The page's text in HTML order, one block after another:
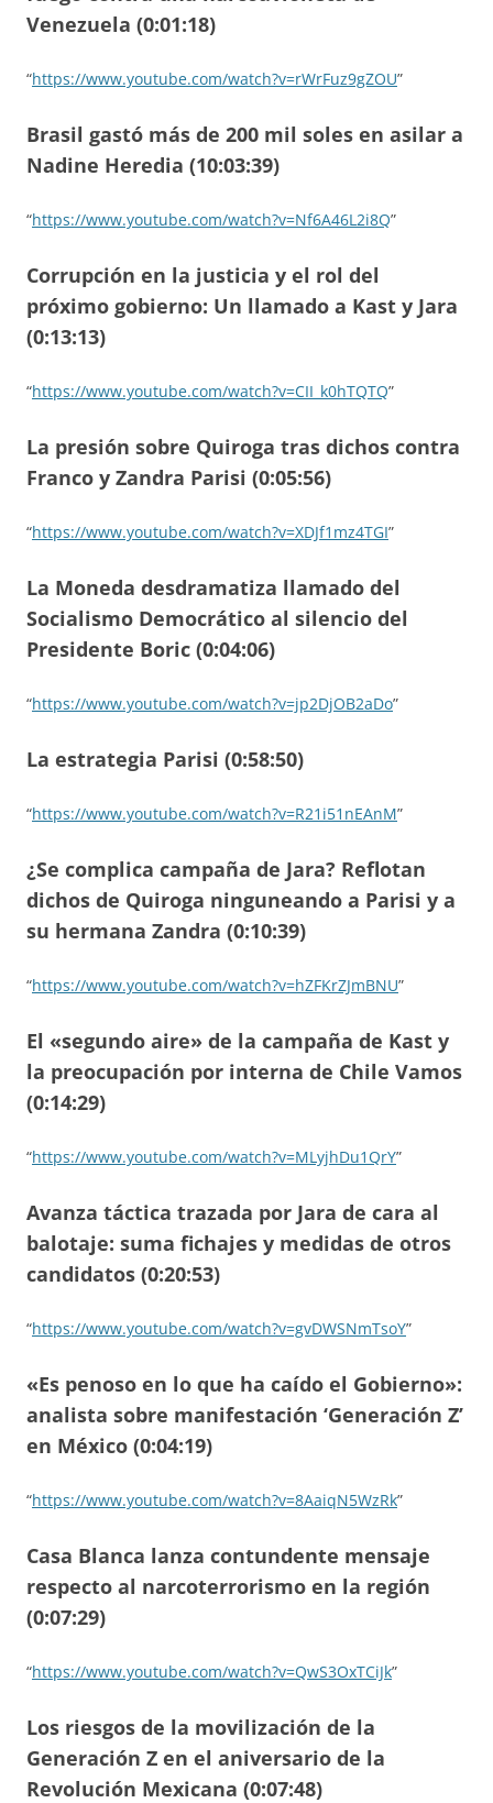
Venezuela (0:01:18)
“https://www.youtube.com/watch?v=rWrFuz9gZOU”
Brasil gastó más de 200 mil soles en asilar a
Nadine Heredia (10:03:39)
“https://www.youtube.com/watch?v=Nf6A46L2i8Q”
Corrupción en la justicia y el rol del
próximo gobierno: Un llamado a Kast y Jara
(0:13:13)
“https://www.youtube.com/watch?v=CII_k0hTQTQ”
La presión sobre Quiroga tras dichos contra
Franco y Zandra Parisi (0:05:56)
“https://www.youtube.com/watch?v=XDJf1mz4TGI”
La Moneda desdramatiza llamado del
Socialismo Democrático al silencio del
Presidente Boric (0:04:06)
“https://www.youtube.com/watch?v=jp2DjOB2aDo”
La estrategia Parisi (0:58:50)
“https://www.youtube.com/watch?v=R21i51nEAnM”
¿Se complica campaña de Jara? Reflotan
dichos de Quiroga ninguneando a Parisi y a
su hermana Zandra (0:10:39)
“https://www.youtube.com/watch?v=hZFKrZJmBNU”
El «segundo aire» de la campaña de Kast y
la preocupación por interna de Chile Vamos
(0:14:29)
“https://www.youtube.com/watch?v=MLyjhDu1QrY”
Avanza táctica trazada por Jara de cara al
balotaje: suma fichajes y medidas de otros
candidatos (0:20:53)
“https://www.youtube.com/watch?v=gvDWSNmTsoY”
«Es penoso en lo que ha caído el Gobierno»:
analista sobre manifestación ‘Generación Z’
en México (0:04:19)
“https://www.youtube.com/watch?v=8AaiqN5WzRk”
Casa Blanca lanza contundente mensaje
respecto al narcoterrorismo en la región
(0:07:29)
“https://www.youtube.com/watch?v=QwS3OxTCiJk”
Los riesgos de la movilización de la
Generación Z en el aniversario de la
Revolución Mexicana (0:07:48)